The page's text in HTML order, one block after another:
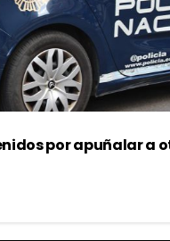
por apuñalar a